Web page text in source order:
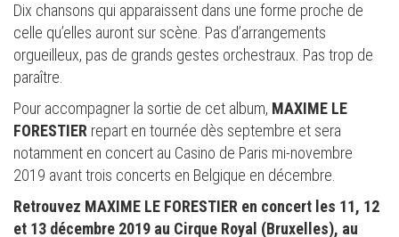
Dix chansons qui apparaissent dans une forme proche de
celle qu’elles auront sur scène. Pas d’arrangements
orgueilleux, pas de grands gestes orchestraux. Pas trop de
paraître.
Pour accompagner la sortie de cet album, MAXIME LE
FORESTIER repart en tournée dès septembre et sera
notamment en concert au Casino de Paris mi-novembre
2019 avant trois concerts en Belgique en décembre.
Retrouvez MAXIME LE FORESTIER en concert les 11, 12
et 13 décembre 2019 au Cirque Royal (Bruxelles), au